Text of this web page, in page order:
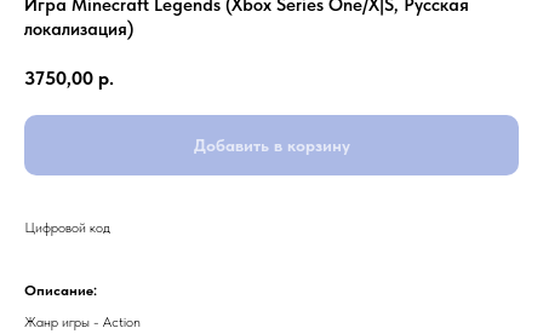
Игра Minecraft Legends (Xbox Series One/X|S, Русская
локализация)
3750,00 р.
Добавить в корзину
Цифровой код
Описание:
Жанр игры - Action